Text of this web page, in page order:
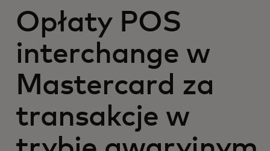
Opłaty POS
interchange w
Mastercard za
transakcje w